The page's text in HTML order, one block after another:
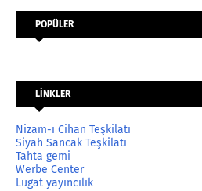
POPÜLER
LİNKLER
Nizam-ı Cihan Teşkilatı
Siyah Sancak Teşkilatı
Tahta gemi
Werbe Center
Lugat yayıncılık